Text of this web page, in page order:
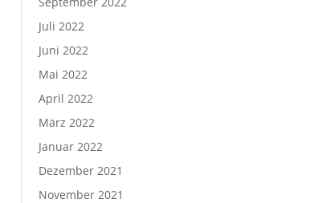
Juli 2022
Juni 2022
Mai 2022
April 2022
März 2022
Januar 2022
Dezember 2021
November 2021